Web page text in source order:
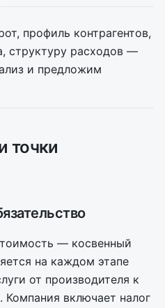
профиль контрагентов,
структуру расходов —
и предложим
точки
— косвенный
на каждом этапе
от производителя к
Компания включает налог